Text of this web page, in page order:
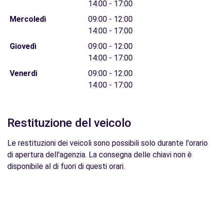
14:00 - 17:00
Mercoledì
09:00 - 12:00
14:00 - 17:00
Giovedì
09:00 - 12:00
14:00 - 17:00
Venerdì
09:00 - 12:00
14:00 - 17:00
Restituzione del veicolo
Le restituzioni dei veicoli sono possibili solo durante l'orario
di apertura dell'agenzia. La consegna delle chiavi non è
disponibile al di fuori di questi orari.